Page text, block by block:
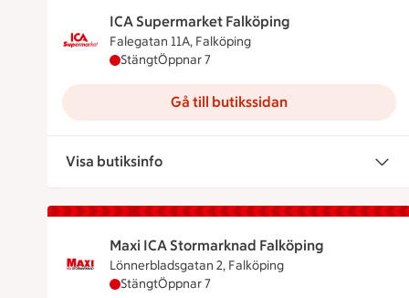
ICA Supermarket Falköping
Falegatan 11A, Falköping
ICA Supermarket Falköping har stängt,
StängtÖppnar 7
Gå till butikssidan
Visa butiksinfo
Maxi ICA Stormarknad Falköping
Lönnerbladsgatan 2, Falköping
Maxi ICA Stormarknad Falköping har stängt,
StängtÖppnar 7